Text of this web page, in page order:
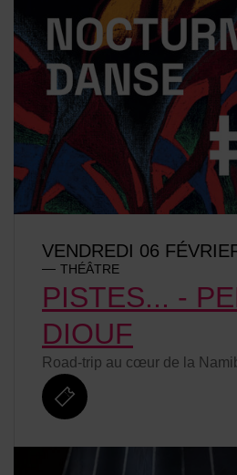
PISTES... -
DIOUF
VENDREDI 06
THÉÂTRE
Road-trip au cœur de la
billetterie